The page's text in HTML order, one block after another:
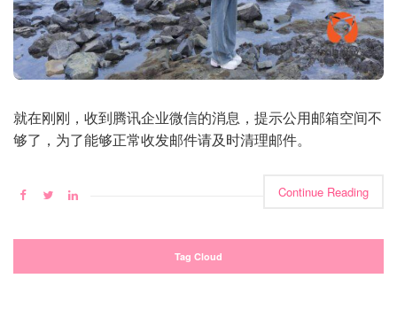
就在刚刚，收到腾讯企业微信的消息，提示公用邮箱空间不
够了，为了能够正常收发邮件请及时清理邮件。
Continue Reading
Tag Cloud